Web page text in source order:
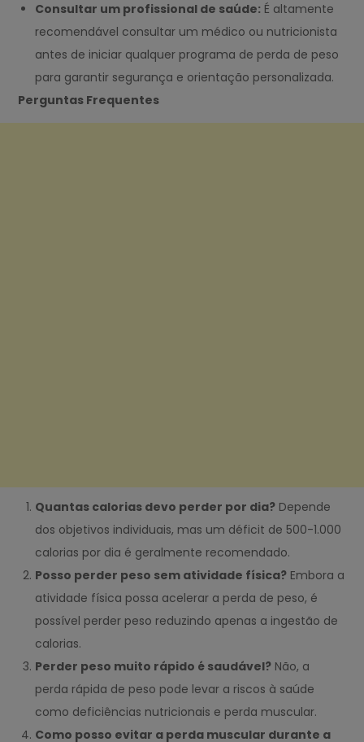
Consultar um profissional de saúde: É altamente
recomendável consultar um médico ou nutricionista
antes de iniciar qualquer programa de perda de peso
para garantir segurança e orientação personalizada.
Perguntas Frequentes
Quantas calorias devo perder por dia? Depende
dos objetivos individuais, mas um déficit de 500-1.000
calorias por dia é geralmente recomendado.
Posso perder peso sem atividade física? Embora a
atividade física possa acelerar a perda de peso, é
possível perder peso reduzindo apenas a ingestão de
calorias.
Perder peso muito rápido é saudável? Não, a
perda rápida de peso pode levar a riscos à saúde
como deficiências nutricionais e perda muscular.
Como posso evitar a perda muscular durante a